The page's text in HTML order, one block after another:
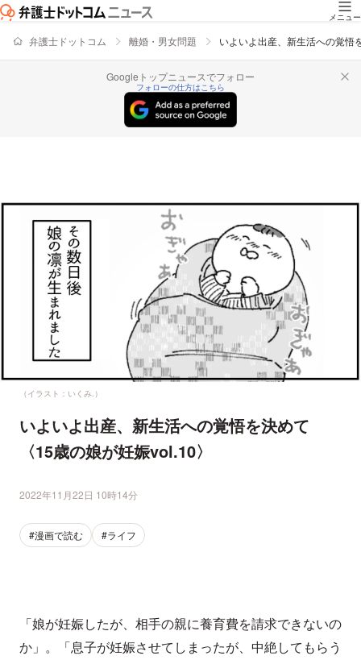
メニュー
弁護士ドットコム 離婚・男女問題 いよいよ出産、新生活への覚悟
Googleトップニュースでフォロー
フォローの仕方はこちら
（イラスト：いくみ.）
いよいよ出産、新生活への覚悟を決めて
〈15歳の娘が妊娠vol.10〉
2022年11月22日 10時14分
#漫画で読む #ライフ
「娘が妊娠したが、相手の親に養育費を請求できないの
か」。「息子が妊娠させてしまったが、中絶してもらう